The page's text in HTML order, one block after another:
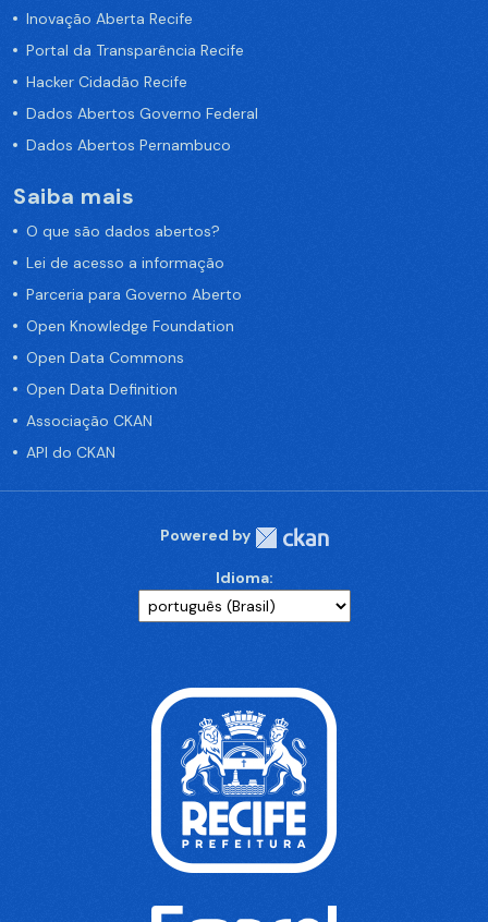
Inovação Aberta Recife
Portal da Transparência Recife
Hacker Cidadão Recife
Dados Abertos Governo Federal
Dados Abertos Pernambuco
Saiba mais
O que são dados abertos?
Lei de acesso a informação
Parceria para Governo Aberto
Open Knowledge Foundation
Open Data Commons
Open Data Definition
Associação CKAN
API do CKAN
Powered by
Idioma